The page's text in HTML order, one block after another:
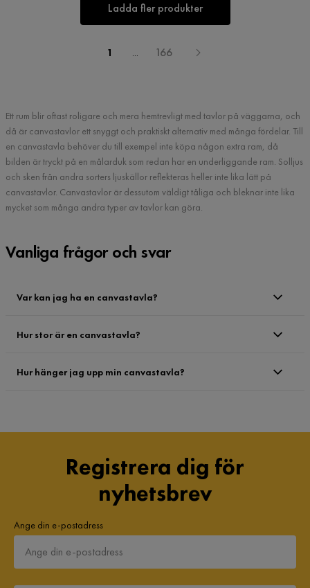
Ladda fler produkter
1 ... 166
Ett rum blir oftast roligare och mera hemtrevligt med tavlor på väggarna, och
då är canvastavlor ett snyggt och praktiskt alternativ med många fördelar. Till
en canvastavla behöver du till exempel inte köpa någon extra ram, då
bilden är tryckt på en målarduk som redan har en underliggande ram. Solljus
och sken från andra sorters ljuskällor reflekteras heller inte lika lätt på
canvastavlor. Canvastavlor är dessutom väldigt tåliga och bleknar inte lika
mycket som många andra typer av tavlor kan göra.
Vanliga frågor och svar
Var kan jag ha en canvastavla?
Hur stor är en canvastavla?
Hur hänger jag upp min canvastavla?
Registrera dig för
nyhetsbrev
Ange din e-postadress